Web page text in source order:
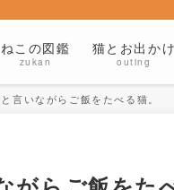
ねこの図鑑
zukan
猫とお出かけ
outing
言いながらご飯をたべる猫。